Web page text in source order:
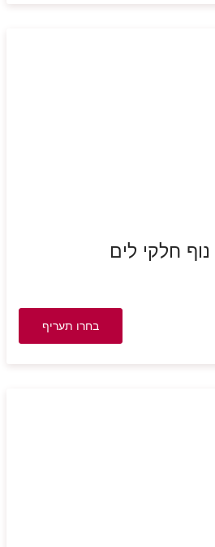
בחרו תעריף